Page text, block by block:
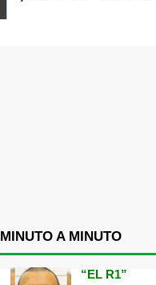
MINUTO A MINUTO
“EL R1”